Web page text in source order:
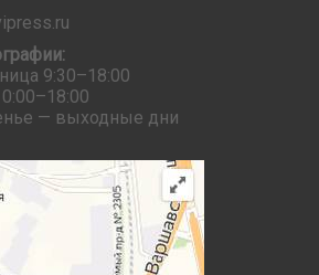
9:30–18:00
— выходные дни